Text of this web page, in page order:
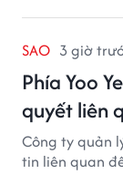
SAO 3 giờ
Phía Yoo
quyết liên
Công ty quản
tin liên quan